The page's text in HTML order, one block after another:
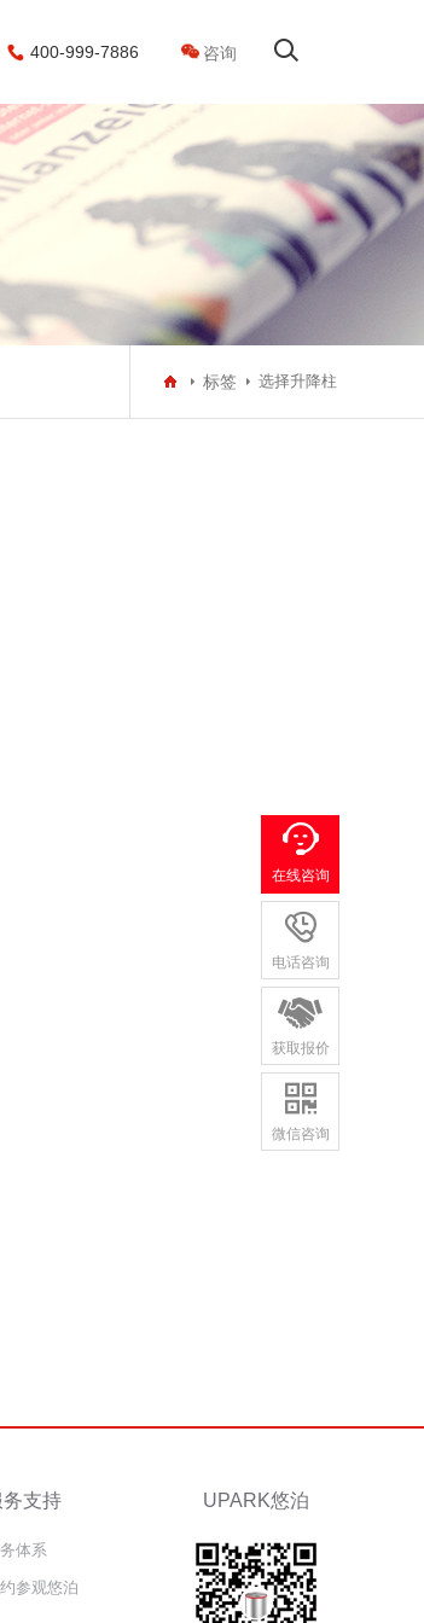
咨询
400-999-7886
标签 选择升降柱
务支持
体系
参观悠泊
UPARK悠泊
在线咨询

电话咨询

获取报价

微信咨询